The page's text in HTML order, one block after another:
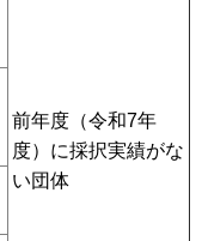
前年度（令和7年
度）に採択実績がな
い団体